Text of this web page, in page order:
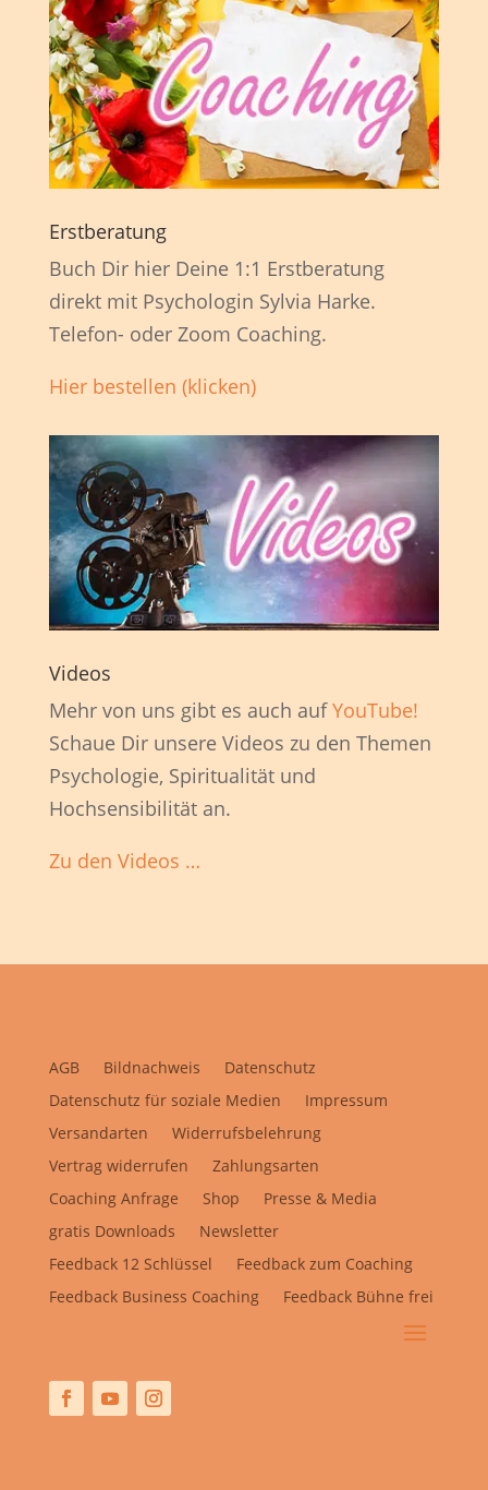
Erstberatung
Buch Dir hier Deine 1:1 Erstberatung
direkt mit Psychologin Sylvia Harke.
Telefon- oder Zoom Coaching.
Hier bestellen (klicken)
Videos
Mehr von uns gibt es auch aufYouTube!
Schaue Dir unsere Videos zu den Themen
Psychologie, Spiritualität und
Hochsensibilität an.
Zu den Videos …
AGB Bildnachweis
Datenschutz
Datenschutz für soziale Medien
Impressum
Versandarten
Widerrufsbelehrung
Vertrag widerrufen
Zahlungsarten
Coaching Anfrage
Shop
Presse & Media
gratis Downloads
Newsletter
Feedback 12 Schlüssel
Feedback zum Coaching
Feedback Business Coaching
Feedback Bühne frei